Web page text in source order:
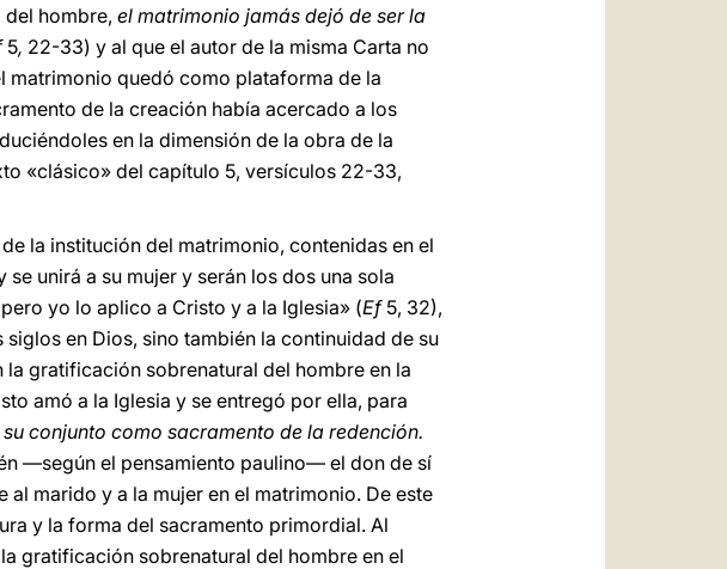
del hombre, el matrimonio jamás dejó de ser la
5, 22-33) y al que el autor de la misma Carta no
matrimonio quedó como plataforma de la
de la creación había acercado a los
en la dimensión de la obra de la
«clásico» del capítulo 5, versículos 22-33,
la institución del matrimonio, contenidas en el
unirá a su mujer y serán los dos una sola
yo lo aplico a Cristo y a la Iglesia» (Ef5, 32),
en Dios, sino también la continuidad de su
gratificación sobrenatural del hombre en la
amó a la Iglesia y se entregó por ella, para
conjunto como sacramento de la redención.
—según el pensamiento paulino— el don de sí
marido y a la mujer en el matrimonio. De este
y la forma del sacramento primordial. Al
gratificación sobrenatural del hombre en el